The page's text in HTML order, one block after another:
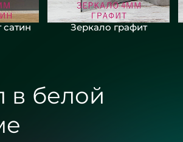
сатин Зеркало графит
в белой